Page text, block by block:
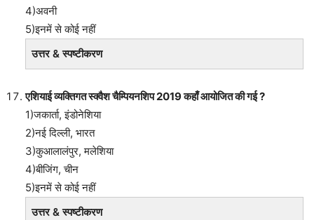
4)अवनी
5)इनमें से कोई नहीं
उत्तर & स्पष्टीकरण
एशियाई व्यक्तिगत स्क्वैश चैम्पियनशिप 2019 कहाँ आयोजित की गई ?
1)जकार्ता, इंडोनेशिया
2)नई दिल्ली, भारत
3)कुआलालंपुर, मलेशिया
4)बीजिंग, चीन
5)इनमें से कोई नहीं
उत्तर & स्पष्टीकरण